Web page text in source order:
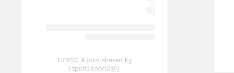
A post shared by ספורט1
(@sport1sport2)